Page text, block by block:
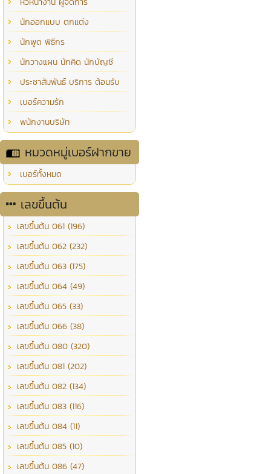
นักออกแบบ ตกแต่ง
นักพูด พิธีกร
นักวางแผน นักคิด นักบัญชี
ประชาสัมพันธ์ บริการ ต้อนรับ
เบอร์ความรัก
พนักงานบริษัท
หมวดหมู่เบอร์ฝากขาย
เบอร์ทั้งหมด
เลขขึ้นต้น
เลขขึ้นต้น 061 (196)
เลขขึ้นต้น 062 (232)
เลขขึ้นต้น 063 (175)
เลขขึ้นต้น 064 (49)
เลขขึ้นต้น 065 (33)
เลขขึ้นต้น 066 (38)
เลขขึ้นต้น 080 (320)
เลขขึ้นต้น 081 (202)
เลขขึ้นต้น 082 (134)
เลขขึ้นต้น 083 (116)
เลขขึ้นต้น 084 (11)
เลขขึ้นต้น 085 (10)
เลขขึ้นต้น 086 (47)